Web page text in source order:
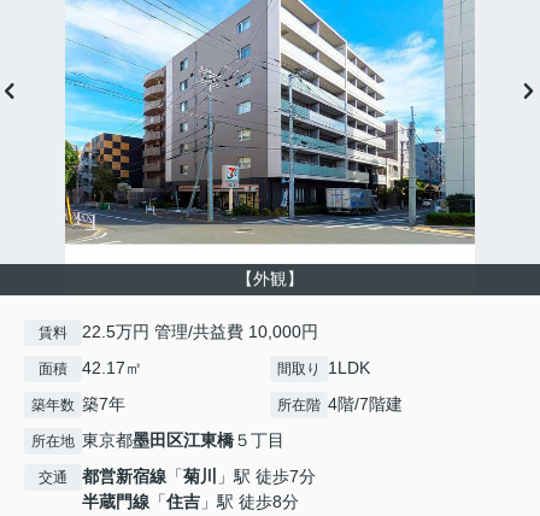
【外観】
賃料 22.5万円 管理/共益費 10,000円
面積 42.17㎡ 間取り 1LDK
築年数 築7年 所在階 4階/7階建
所在地 東京都墨田区江東橋５丁目
交通 都営新宿線 「菊川
」駅 徒歩7分
半蔵門線 「住吉 」駅 徒歩8分